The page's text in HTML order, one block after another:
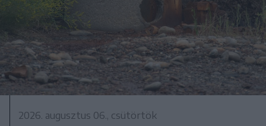
2026. augusztus 06., csütörtök